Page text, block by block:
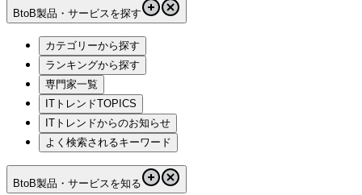
BtoB製品・サービスを探す
カテゴリーから探す
ランキングから探す
専門家一覧
ITトレンドTOPICS
ITトレンドからのお知らせ
よく検索されるキーワード
BtoB製品・サービスを知る